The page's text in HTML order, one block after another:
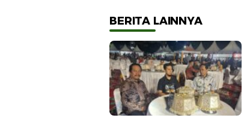
Lingkungan
BERITA LAINNYA